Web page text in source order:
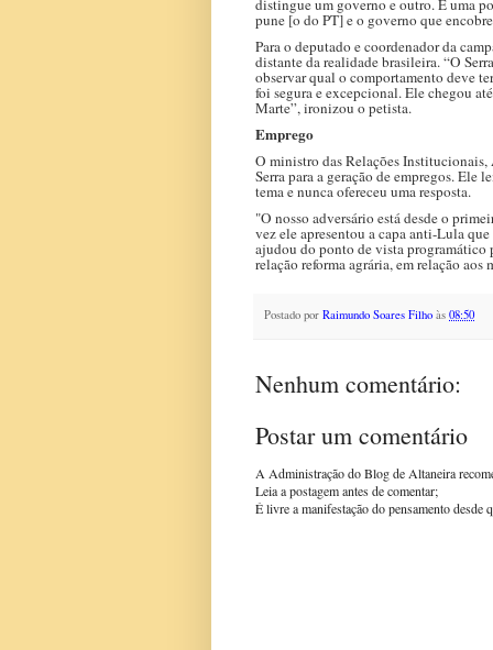
distingue um governo e outro. É uma
pune [o do PT] e o governo que
Para o deputado e coordenador da
distante da realidade brasileira. “O
observar qual o comportamento deve
foi segura e excepcional. Ele chegou
Marte”, ironizou o petista.
Emprego
O ministro das Relações
Serra para a geração de empregos. Ele
tema e nunca ofereceu uma resposta.
"O nosso adversário está desde o
vez ele apresentou a capa anti-Lula
ajudou do ponto de vista programático
relação reforma agrária, em relação
Postado por Raimundo Soares Filho às 08:50
Nenhum comentário:
Postar um comentário
A Administração do Blog de Altaneira
Leia a postagem antes de comentar;
É livre a manifestação do pensamento